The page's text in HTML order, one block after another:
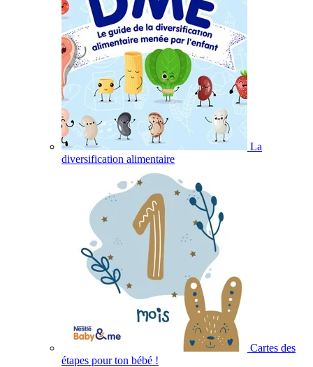
La
diversification alimentaire
Cartes des
étapes pour ton bébé !